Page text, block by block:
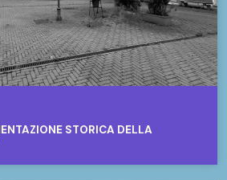
STORICA DELLA